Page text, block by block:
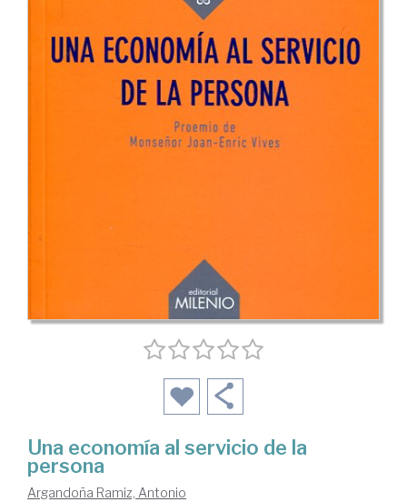
Una economía al servicio de la
persona
Argandoña Ramiz, Antonio